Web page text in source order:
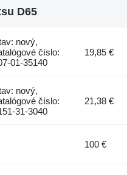
D65
nový,
číslo:
01-35140
19,85 €
nový,
číslo:
31-3040
21,38 €
100 €